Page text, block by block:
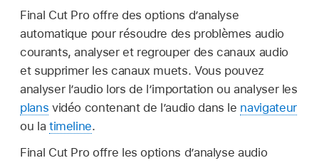
Final Cut Pro offre des options d’analyse
automatique pour résoudre des problèmes audio
courants, analyser et regrouper des canaux audio
et supprimer les canaux muets. Vous pouvez
analyser l’audio lors de l’importation ou analyser les
plans vidéo contenant de l’audio dans le navigateur
ou la timeline.
Final Cut Pro offre les options d’analyse audio